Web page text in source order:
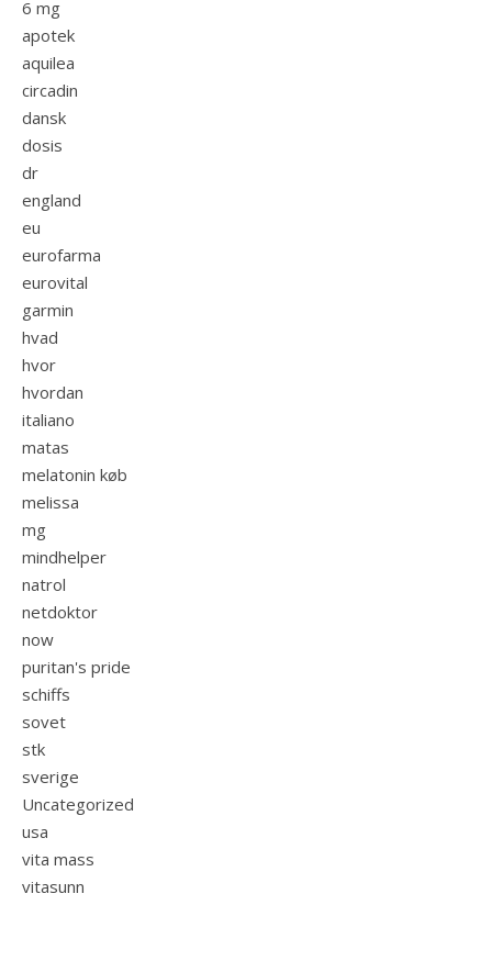
6 mg
apotek
aquilea
circadin
dansk
dosis
dr
england
eu
eurofarma
eurovital
garmin
hvad
hvor
hvordan
italiano
matas
melatonin køb
melissa
mg
mindhelper
natrol
netdoktor
now
puritan's pride
schiffs
sovet
stk
sverige
Uncategorized
usa
vita mass
vitasunn